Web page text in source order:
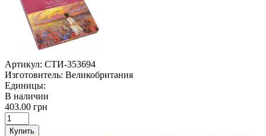
Артикул: СТИ-353694
Изготовитель: Великобритания
Единицы:
В наличии
403.00 грн
Купить